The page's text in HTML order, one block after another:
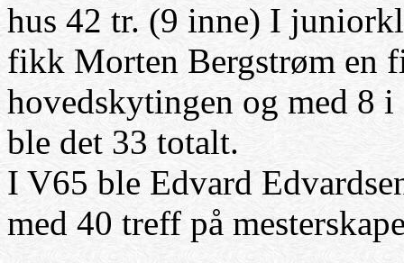
hus 42 tr. (9 inne) I
fikk Morten Bergstrøm en
hovedskytingen og med 8
ble det 33 totalt.
I V65 ble Edvard
med 40 treff på